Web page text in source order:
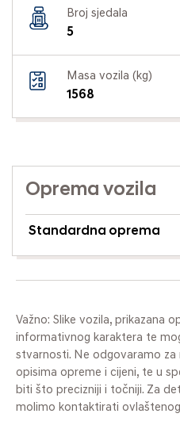
Broj sjedala
5
Masa vozila (kg)
1568
Oprema vozila
Standardna oprema
Važno: Slike vozila, prikazana
informativnog karaktera te
stvarnosti. Ne odgovaramo za
opisima opreme i cijeni, te u
biti što precizniji i točniji. Za
molimo kontaktirati